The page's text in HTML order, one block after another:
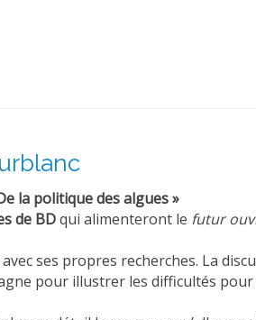
la politique des algues »
de BDqui alimenteront le futur
ses propres recherches. La
pour illustrer les difficultés